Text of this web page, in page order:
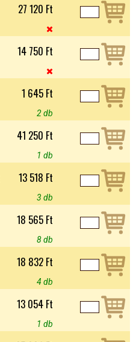
27 120 Ft

14 750 Ft

1 645 Ft
2 db
41 250 Ft
1 db
13 518 Ft
3 db
18 565 Ft
8 db
18 832 Ft
4 db
13 054 Ft
1 db